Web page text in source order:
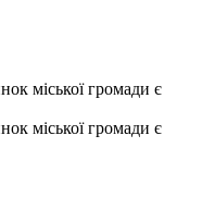
міської громади є
міської громади є